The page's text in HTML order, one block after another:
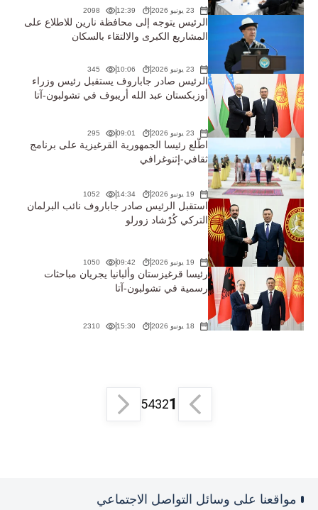
23 يونيو 2026 12:39
2098
الرئيس يتوجه إلى محافظة نارين للاطلاع على
المشاريع الكبرى والالتقاء بالسكان
23 يونيو 2026 10:06
345
الرئيس صادر جاباروف يستقبل رئيس وزراء
أوزبكستان عبد الله أريبوف في تشولبون-آتا
23 يونيو 2026 09:01
295
اطّلع رئيسا الجمهورية القرغيزية على برنامج
ثقافي-إثنوغرافي
19 يونيو 2026 14:34
1052
استقبل الرئيس صادر جاباروف نائب البرلمان
التركي كُرْشاد زورلو
19 يونيو 2026 09:42
1050
رئيسا قرغيزستان وألبانيا يجريان مباحثات
رسمية في تشولبون-آتا
18 يونيو 2026 15:30
2310
1
2
3
4
5
مواقعنا على وسائل التواصل الاجتماعي